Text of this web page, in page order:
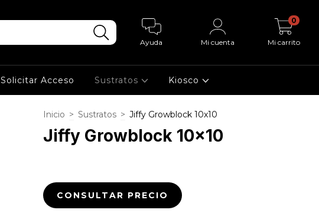
Ayuda Mi cuenta Mi carrito
0
Solicitar Acceso Sustratos Kiosco
Inicio > Sustratos > Jiffy Growblock 10x10
Jiffy Growblock 10x10